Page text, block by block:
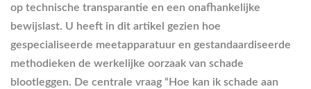
op technische transparantie en een onafhankelijke
bewijslast. U heeft in dit artikel gezien hoe
gespecialiseerde meetapparatuur en gestandaardiseerde
methodieken de werkelijke oorzaak van schade
blootleggen. De centrale vraag “Hoe kan ik schade aan